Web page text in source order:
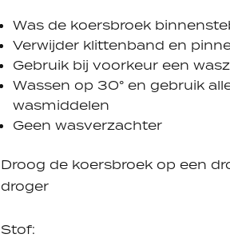
Was de koersbroek
Verwijder klittenband en
Gebruik bij voorkeur een
Wassen op 30° en gebruik
wasmiddelen
Geen wasverzachter
Droog de koersbroek op een
droger
Stof: